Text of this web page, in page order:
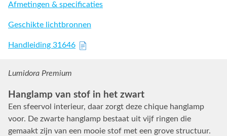
Afmetingen & specificaties
Geschikte lichtbronnen
Handleiding 31646
Lumidora Premium
Hanglamp van stof in het zwart
Een sfeervol interieur, daar zorgt deze chique hanglamp
voor. De zwarte hanglamp bestaat uit vijf ringen die
gemaakt zijn van een mooie stof met een grove structuur.